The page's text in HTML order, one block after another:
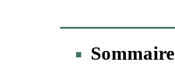
Sommaire